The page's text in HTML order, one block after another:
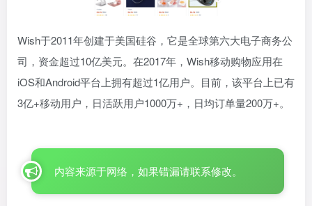
Wish于2011年创建于美国硅谷，它是全球第六大电子商务公
司，资金超过10亿美元。在2017年，Wish移动购物应用在
iOS和Android平台上拥有超过1亿用户。目前，该平台上已有
3亿+移动用户，日活跃用户1000万+，日均订单量200万+。
内容来源于网络，如果错漏请联系修改。